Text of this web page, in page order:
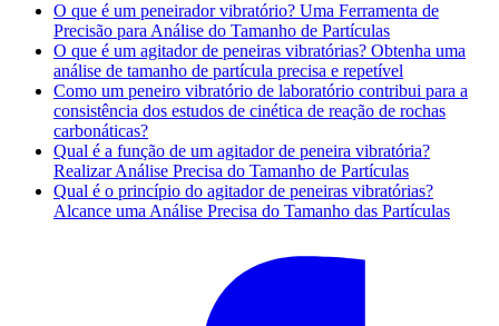
O que é um peneirador vibratório? Uma Ferramenta de
Precisão para Análise do Tamanho de Partículas
O que é um agitador de peneiras vibratórias? Obtenha uma
análise de tamanho de partícula precisa e repetível
Como um peneiro vibratório de laboratório contribui para a
consistência dos estudos de cinética de reação de rochas
carbonáticas?
Qual é a função de um agitador de peneira vibratória?
Realizar Análise Precisa do Tamanho de Partículas
Qual é o princípio do agitador de peneiras vibratórias?
Alcance uma Análise Precisa do Tamanho das Partículas